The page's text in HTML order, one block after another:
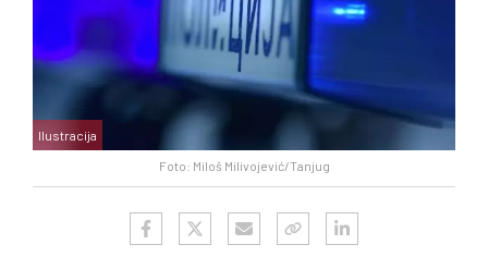
Foto: Miloš Milivojević/Tanjug
Ilustracija